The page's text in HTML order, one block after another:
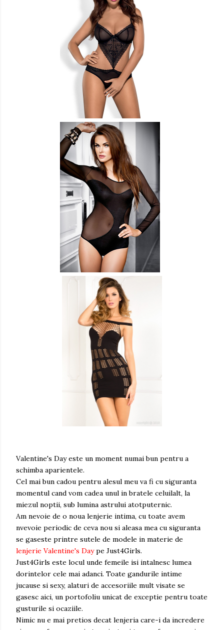
Valentine's Day este un moment numai bun pentru a
schimba aparientele.
Cel mai bun cadou pentru alesul meu va fi cu siguranta
momentul cand vom cadea unul in bratele celuilalt, la
miezul noptii, sub lumina astrului atotputernic.
Am nevoie de o noua lenjerie intima, cu toate avem
nvevoie periodic de ceva nou si aleasa mea cu siguranta
se gaseste printre sutele de modele in materie de
lenjerie Valentine's Daype Just4Girls.
Just4Girls este locul unde femeile isi intalnesc lumea
dorintelor cele mai adanci. Toate gandurile intime
jucause si sexy, alaturi de accesoriile mult visate se
gasesc aici, un portofoliu unicat de exceptie pentru toate
gusturile si ocaziile.
Nimic nu e mai pretios decat lenjeria care-i da incredere